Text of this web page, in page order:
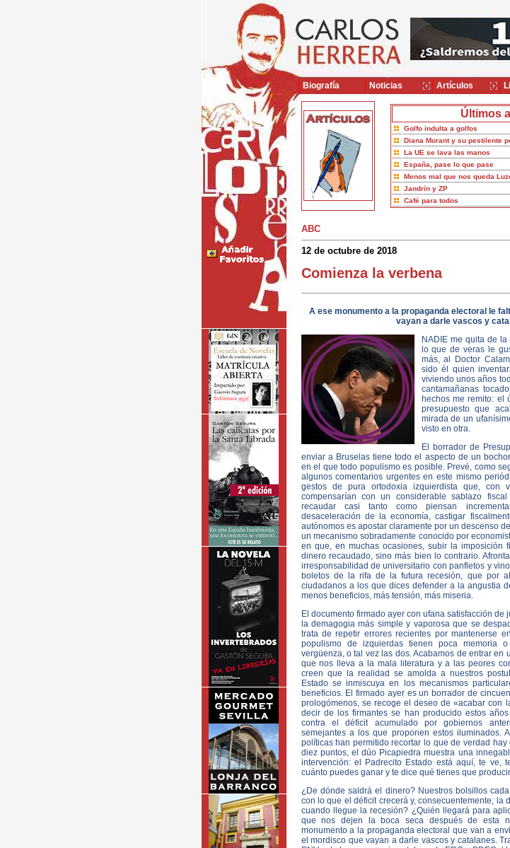
Últimos
Golfo indulta a golfos
Diana Morant y su pestilente
La UE se lava las manos
España, pase lo que pase
Menos mal que nos queda
Jandrín y ZP
Café para todos
ABC
12 de octubre de 2018
Comienza la verbena
A ese monumento a la propaganda electoral le
vayan a darle vascos y
NADIE me quita de
lo que de veras le
más, al Doctor
sido él quien
viviendo unos años
cantamañanas
hechos me remito: el
presupuesto que
mirada de un
visto en otra.
El borrador de
enviar a Bruselas tiene todo el aspecto de un
en el que todo populismo es posible. Prevé, como
algunos comentarios urgentes en este mismo
gestos de pura ortodoxia izquierdista que, con
compensarían con un considerable sablazo
recaudar casi tanto como piensan
desaceleración de la economía, castigar
autónomos es apostar claramente por un descenso
un mecanismo sobradamente conocido por
en que, en muchas ocasiones, subir la imposición
dinero recaudado, sino más bien lo contrario.
irresponsabilidad de universitario con panfletos y
boletos de la rifa de la futura recesión, que por
ciudadanos a los que dices defender a la angustia
menos beneficios, más tensión, más miseria.
El documento firmado ayer con ufana satisfacción de
la demagogia más simple y vaporosa que se
trata de repetir errores recientes por mantenerse
populismo de izquierdas tienen poca memoria
vergüenza, o tal vez las dos. Acabamos de entrar en
que nos lleva a la mala literatura y a las peores
creen que la realidad se amolda a nuestros
Estado se inmiscuya en los mecanismos
beneficios. El firmado ayer es un borrador de
prologómenos, se recoge el deseo de «acabar con
decir de los firmantes se han producido estos
contra el déficit acumulado por gobiernos
semejantes a los que proponen estos iluminados.
políticas han permitido recortar lo que de verdad hay
diez puntos, el dúo Picapiedra muestra una
intervención: el Padrecito Estado está aquí, te ve,
cuánto puedes ganar y te dice qué tienes que
¿De dónde saldrá el dinero? Nuestros bolsillos
con lo que el déficit crecerá y, consecuentemente, la
cuando llegue la recesión? ¿Quién llegará para
que nos dejen la boca seca después de esta
monumento a la propaganda electoral que van a
el mordisco que vayan a darle vascos y catalanes.
Biografía Noticias Artículos